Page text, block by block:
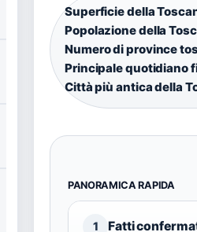
Superficie della
Popolazione della
Numero di province
Principale quotidiano
Città più antica della
PANORAMICA RAPIDA
1 Fatti